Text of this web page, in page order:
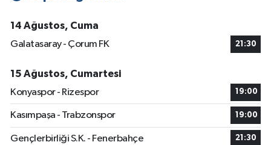
14 Ağustos, Cuma
Galatasaray - Çorum FK
21:30
15 Ağustos, Cumartesi
Konyaspor - Rizespor
19:00
Kasımpaşa - Trabzonspor 19:00
Gençlerbirliği S.K. - Fenerbahçe 21:30